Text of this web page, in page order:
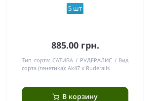
5 шт
885.00 грн.
Тип сорта: САТИВА / РУДЕРАЛИС
Вид
сорта (генетика): Ak47 x Ruderalis
В корзину